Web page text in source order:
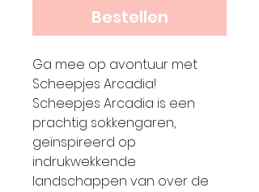
Bestellen
Ga mee op avontuur met
Scheepjes Arcadia!
Scheepjes Arcadia is een
prachtig sokkengaren,
geïnspireerd op
indrukwekkende
landschappen van over de